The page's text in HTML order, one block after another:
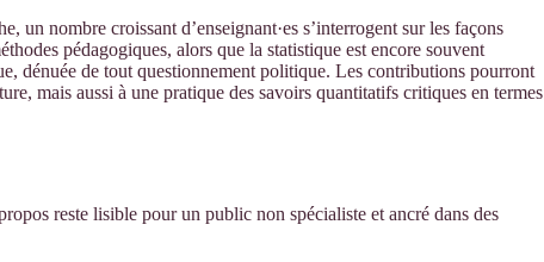
un nombre croissant d’enseignant·es s’interrogent sur les façons
pédagogiques, alors que la statistique est encore souvent
dénuée de tout questionnement politique. Les contributions pourront
mais aussi à une pratique des savoirs quantitatifs critiques en termes
reste lisible pour un public non spécialiste et ancré dans des